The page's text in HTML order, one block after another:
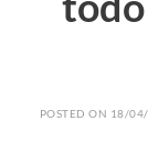
POSTED ON 18/